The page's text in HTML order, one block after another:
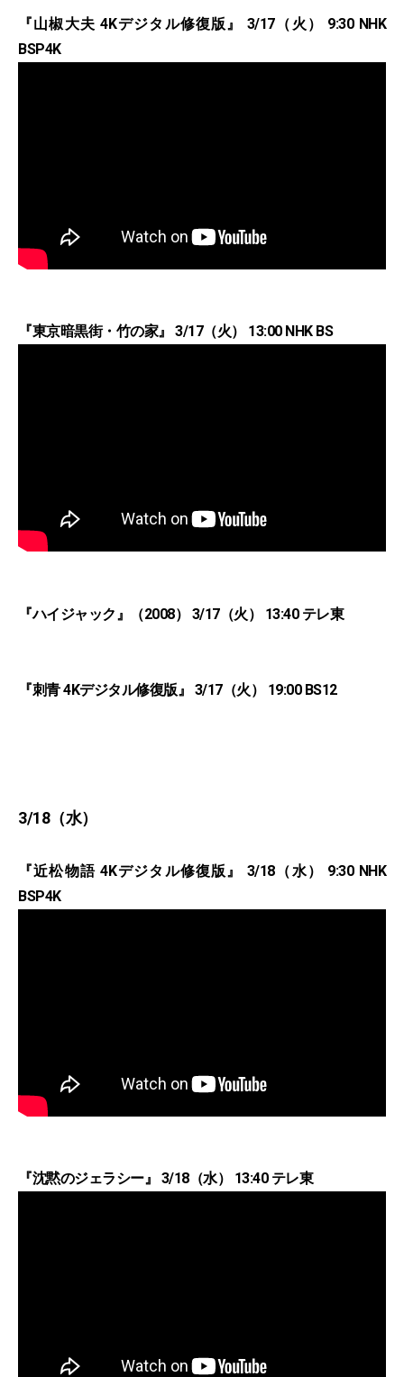
『山椒大夫 4Kデジタル修復版』 3/17（火） 9:30 NHK
BSP4K
『東京暗黒街・竹の家』 3/17（火） 13:00 NHK BS
『ハイジャック』（2008） 3/17（火） 13:40 テレ東
『刺青 4Kデジタル修復版』 3/17（火） 19:00 BS12
3/18（水）
『近松物語 4Kデジタル修復版』 3/18（水） 9:30 NHK
BSP4K
『沈黙のジェラシー』 3/18（水） 13:40 テレ東